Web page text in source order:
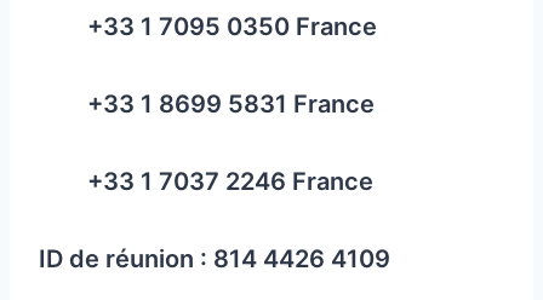
+33 1 7095 0350 France
+33 1 8699 5831 France
+33 1 7037 2246 France
ID de réunion : 814 4426 4109